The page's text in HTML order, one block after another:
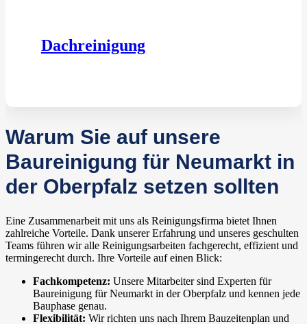
Dachreinigung
Warum Sie auf unsere
Baureinigung für Neumarkt in
der Oberpfalz setzen sollten
Eine Zusammenarbeit mit uns als Reinigungsfirma bietet Ihnen
zahlreiche Vorteile. Dank unserer Erfahrung und unseres geschulten
Teams führen wir alle Reinigungsarbeiten fachgerecht, effizient und
termingerecht durch. Ihre Vorteile auf einen Blick:
Fachkompetenz: Unsere Mitarbeiter sind Experten für
Baureinigung für Neumarkt in der Oberpfalz und kennen jede
Bauphase genau.
Flexibilität: Wir richten uns nach Ihrem Bauzeitenplan und